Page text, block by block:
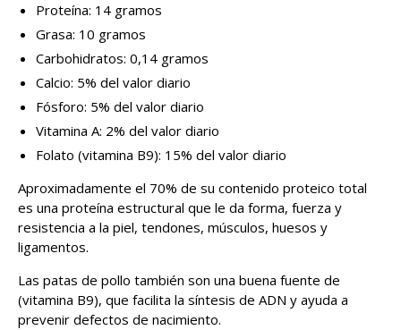
Proteína: 14 gramos
Grasa: 10 gramos
Carbohidratos: 0,14 gramos
Calcio: 5% del valor diario
Fósforo: 5% del valor diario
Vitamina A: 2% del valor diario
Folato (vitamina B9): 15% del valor diario
Aproximadamente el 70% de su contenido proteico total
es una proteína estructural que le da forma, fuerza y ​​
resistencia a la piel, tendones, músculos, huesos y
ligamentos.
Las patas de pollo también son una buena fuente de
(vitamina B9), que facilita la síntesis de ADN y ayuda a
prevenir defectos de nacimiento.